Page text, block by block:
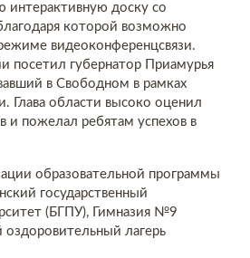
интерактивную доску со
которой возможно
видеоконференцсвязи.
посетил губернатор Приамурья
в Свободном в рамках
Глава области высоко оценил
и пожелал ребятам успехов в
образовательной программы
государственный
(БГПУ), Гимназия №9
лагерь